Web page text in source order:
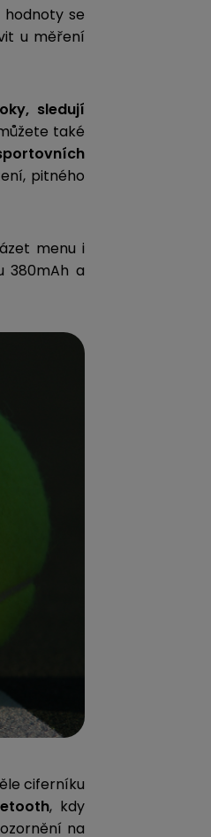
hodnoty se
u měření
sledují
také
pitného
menu i
380mAh a
ciferníku
, kdy
na